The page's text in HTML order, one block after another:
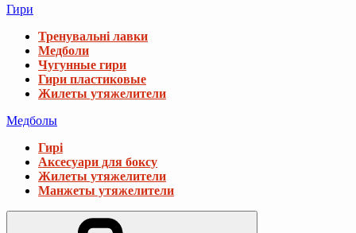
Гири
Тренувальні лавки
Медболи
Чугунные гири
Гири пластиковые
Жилеты утяжелители
Медболы
Гирі
Аксесуари для боксу
Жилеты утяжелители
Манжеты утяжелители